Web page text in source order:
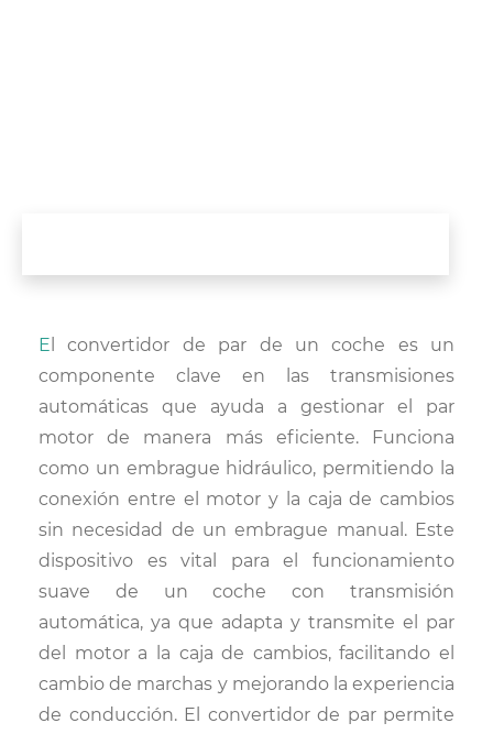
El convertidor de par de un coche es un
componente clave en las transmisiones
automáticas que ayuda a gestionar el par
motor de manera más eficiente. Funciona
como un embrague hidráulico, permitiendo la
conexión entre el motor y la caja de cambios
sin necesidad de un embrague manual. Este
dispositivo es vital para el funcionamiento
suave de un coche con transmisión
automática, ya que adapta y transmite el par
del motor a la caja de cambios, facilitando el
cambio de marchas y mejorando la experiencia
de conducción. El convertidor de par permite